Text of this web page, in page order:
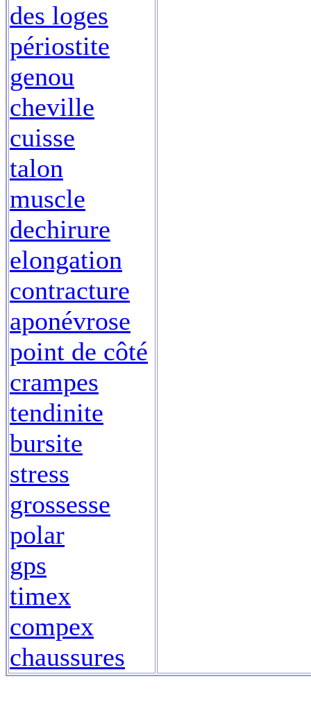
des loges
périostite
genou
cheville
cuisse
talon
muscle
dechirure
elongation
contracture
aponévrose
point de côté
crampes
tendinite
bursite
stress
grossesse
polar
gps
timex
compex
chaussures